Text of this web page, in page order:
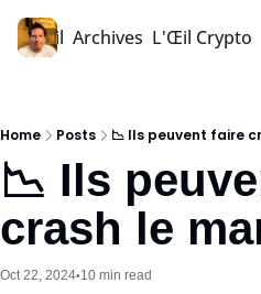
Accueil Archives L'Œil Crypto
Home Posts 📉 Ils peuvent faire
📉 Ils
crash le
Oct 22, 2024•10 min read